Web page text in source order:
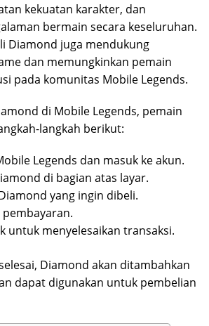
kekuatan karakter, dan
bermain secara keseluruhan.
Diamond juga mendukung
dan memungkinkan pemain
pada komunitas Mobile Legends.
di Mobile Legends, pemain
langkah berikut:
Legends dan masuk ke akun.
di bagian atas layar.
yang ingin dibeli.
untuk menyelesaikan transaksi.
Diamond akan ditambahkan
dapat digunakan untuk pembelian